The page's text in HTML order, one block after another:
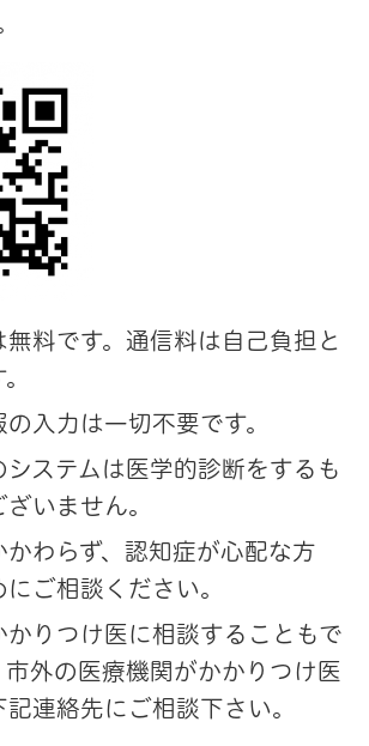
無料です。通信料は自己負担と
入力は一切不要です。
システムは医学的診断をするも
いません。
かわらず、認知症が心配な方
にご相談ください。
かりつけ医に相談することもで
市外の医療機関がかかりつけ医
記連絡先にご相談下さい。